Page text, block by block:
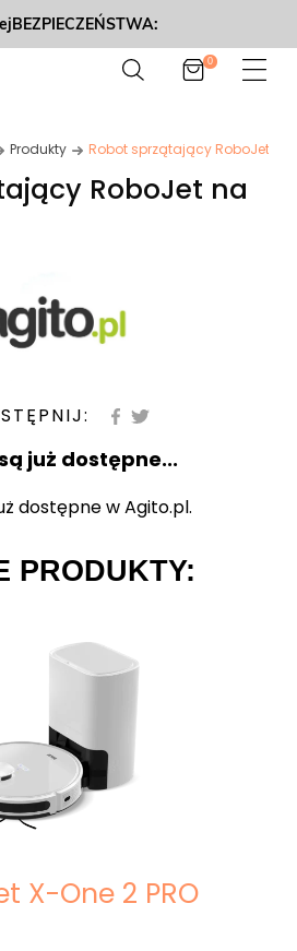
0
Produkty Robot sprzątający RoboJet na
RoboJet na
już dostępne...
dostępne w Agito.pl.
PRODUKTY:
X-One 2 PRO